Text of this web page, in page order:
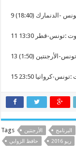
-الدنمارك (18:40)
أوت :تونس-قطر 13:30
الأرجنتين (1:50)
:تونس-كرواتيا 23:50
Tags الأرجنتين البرنامج
حافظ الزوابي
ريو 2016